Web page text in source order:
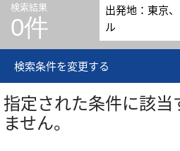
検索結果
0件
出発地：東京
ル
検索条件を変更する
指定された条件に該当
ません。